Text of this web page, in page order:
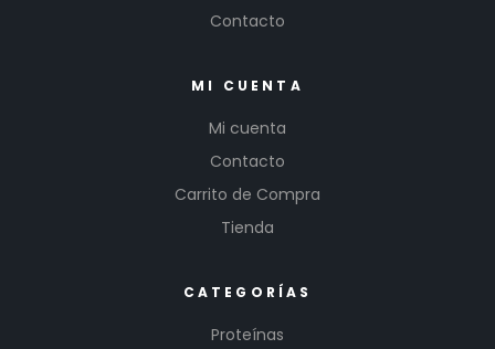
Contacto
MI CUENTA
Mi cuenta
Contacto
Carrito de Compra
Tienda
CATEGORÍAS
Proteínas